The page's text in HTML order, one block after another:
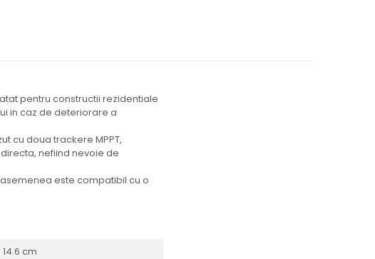
pentru constructii rezidentiale
in caz de deteriorare a
cu doua trackere MPPT,
nefiind nevoie de
este compatibil cu o
cm